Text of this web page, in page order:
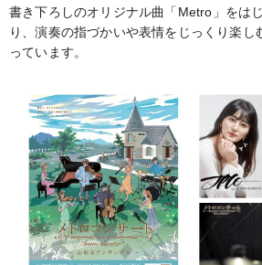
書き下ろしのオリジナル曲「Metro」をは
り、演奏の指づかいや表情をじっくり楽し
っています。